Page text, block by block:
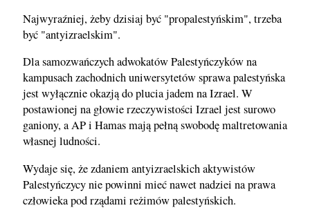
Najwyraźniej, żeby dzisiaj być "propalestyńskim", trzeba
być "antyizraelskim".
Dla samozwańczych adwokatów Palestyńczyków na
kampusach zachodnich uniwersytetów sprawa palestyńska
jest wyłącznie okazją do plucia jadem na Izrael. W
postawionej na głowie rzeczywistości Izrael jest surowo
ganiony, a AP i Hamas mają pełną swobodę maltretowania
własnej ludności.
Wydaje się, że zdaniem antyizraelskich aktywistów
Palestyńczycy nie powinni mieć nawet nadziei na prawa
człowieka pod rządami reżimów palestyńskich.